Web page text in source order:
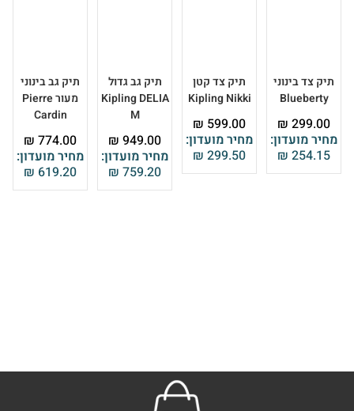
תיק צד בינוני
Blueberty
מחיר מועדון:
₪ 254.15
₪ 299.00
תיק צד קטן
Kipling Nikki
מחיר מועדון:
₪ 299.50
₪ 599.00
תיק גב גדול
Kipling DELIA
M
מחיר מועדון:
₪ 759.20
₪ 949.00
תיק גב בינוני
מעור Pierre
Cardin
מחיר מועדון:
₪ 619.20
₪ 774.00